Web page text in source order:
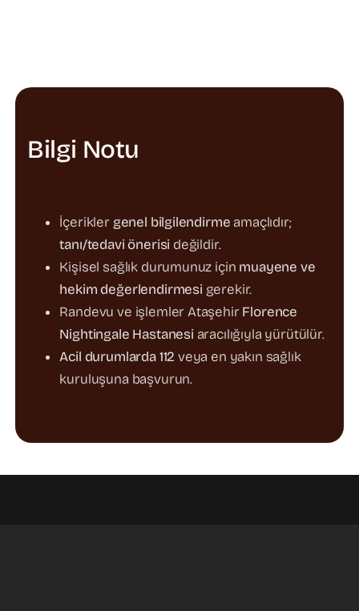
Bilgi Notu
İçeriklergenel bilgilendirme amaçlıdır;
tanı/tedavi önerisi değildir.
Kişisel sağlık durumunuz için muayene ve
hekim değerlendirmesigerekir.
Randevu ve işlemler AtaşehirFlorence
Nightingale Hastanesiaracılığıyla yürütülür.
Acil durumlarda 112 veya en yakın sağlık
kuruluşuna başvurun.